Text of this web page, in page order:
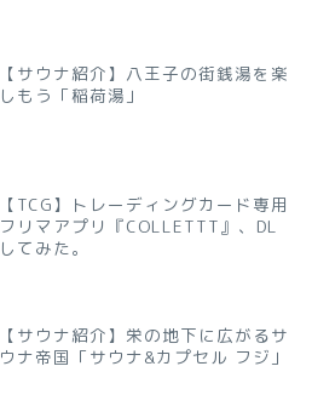
【サウナ紹介】八王子の街銭湯を楽
しもう「稲荷湯」
【TCG】トレーディングカード専用
フリマアプリ『COLLETTT』、DL
してみた。
【サウナ紹介】栄の地下に広がるサ
ウナ帝国「サウナ&カプセル フジ」